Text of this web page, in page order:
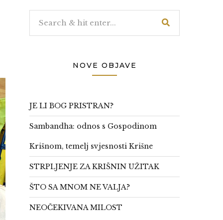
NOVE OBJAVE
JE LI BOG PRISTRAN?
Sambandha: odnos s Gospodinom
Krišnom, temelj svjesnosti Krišne
STRPLJENJE ZA KRIŠNIN UŽITAK
ŠTO SA MNOM NE VALJA?
NEOČEKIVANA MILOST